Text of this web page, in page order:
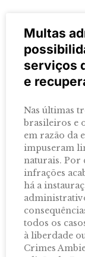
Multas
serviços
e
Nas últimas
brasileiros e
em razão da
impuseram
naturais. Por
infrações
há a
todos os
à liberdade
Crimes